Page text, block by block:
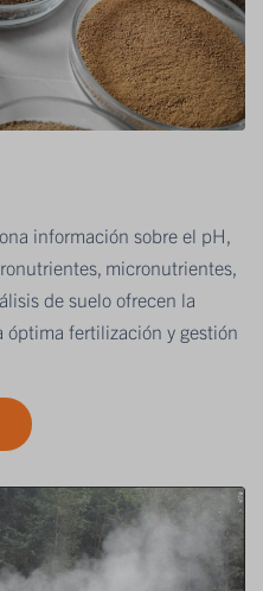
información sobre el pH,
micronutrientes,
de suelo ofrecen la
óptima fertilización y gestión